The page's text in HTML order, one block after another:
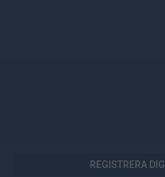
REGISTRERA DIG